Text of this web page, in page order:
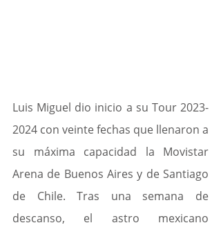
Luis Miguel dio inicio a su Tour 2023-
2024 con veinte fechas que llenaron a
su máxima capacidad la Movistar
Arena de Buenos Aires y de Santiago
de Chile. Tras una semana de
descanso, el astro mexicano